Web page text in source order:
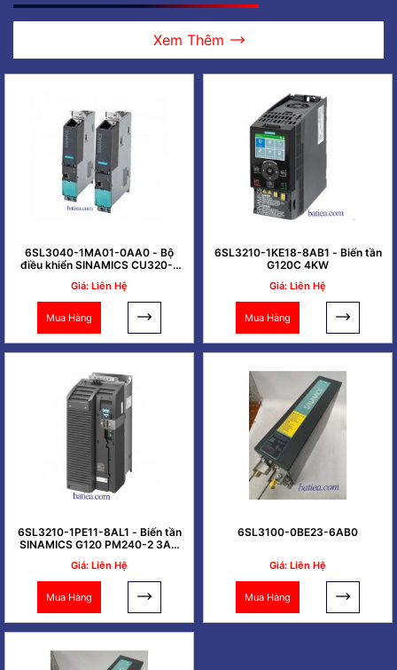
Xem Thêm
6SL3040-1MA01-0AA0 - Bộ
điều khiển SINAMICS CU320-2
Giá: Liên Hệ
Mua Hàng
6SL3210-1KE18-8AB1 - Biến tần
G120C 4KW
Giá: Liên Hệ
Mua Hàng
6SL3210-1PE11-8AL1 - Biến tần
SINAMICS G120 PM240-2 3AC
Giá: Liên Hệ
Mua Hàng
6SL3100-0BE23-6AB0
Giá: Liên Hệ
Mua Hàng